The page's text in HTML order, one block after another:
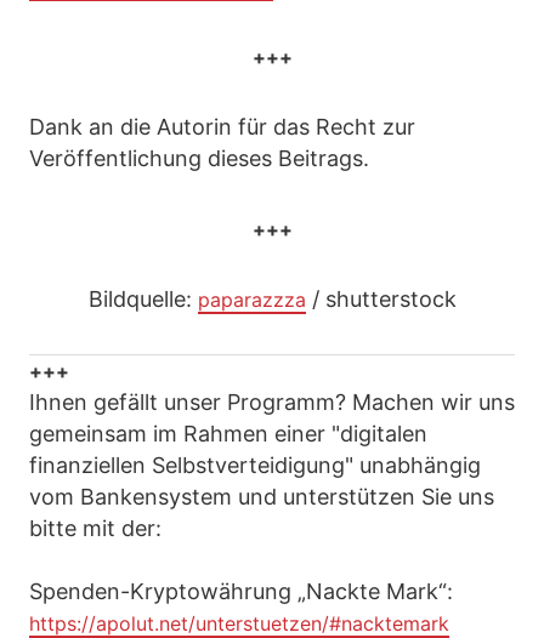
+++
Dank an die Autorin für das Recht zur
Veröffentlichung dieses Beitrags.
+++
Bildquelle: paparazzza / shutterstock
+++
Ihnen gefällt unser Programm? Machen wir uns
gemeinsam im Rahmen einer "digitalen
finanziellen Selbstverteidigung" unabhängig
vom Bankensystem und unterstützen Sie uns
bitte mit der:
Spenden-Kryptowährung „Nackte Mark“:
https://apolut.net/unterstuetzen/#nacktemark